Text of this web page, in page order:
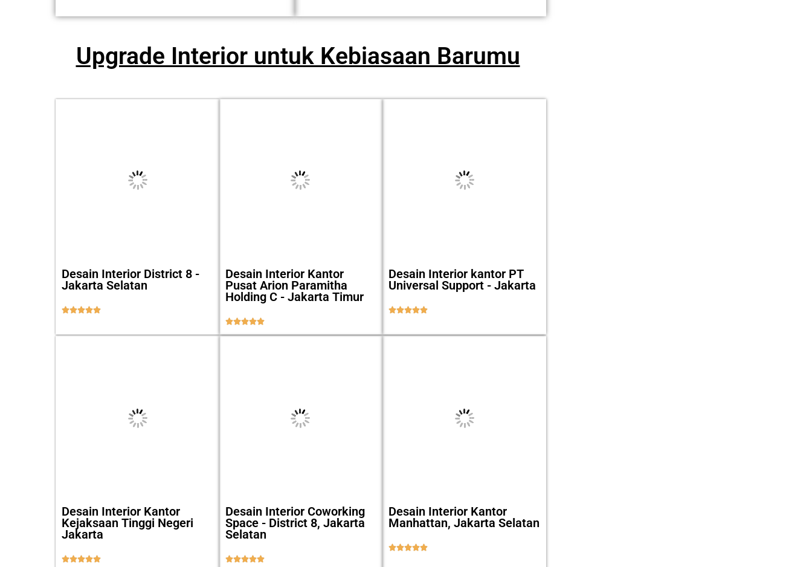
Upgrade Interior untuk Kebiasaan Barumu
Desain Interior District 8 -
Jakarta Selatan

Desain Interior Kantor
Pusat Arion Paramitha
Holding C - Jakarta Timur

Desain Interior kantor PT
Universal Support - Jakarta

Desain Interior Kantor
Kejaksaan Tinggi Negeri
Jakarta

Desain Interior Coworking
Space - District 8, Jakarta
Selatan

Desain Interior Kantor
Manhattan, Jakarta Selatan
